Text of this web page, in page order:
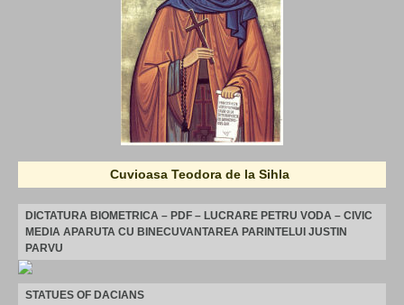
Cuvioasa Teodora de la Sihla
DICTATURA BIOMETRICA – PDF – LUCRARE PETRU VODA – CIVIC
MEDIA APARUTA CU BINECUVANTAREA PARINTELUI JUSTIN
PARVU
STATUES OF DACIANS